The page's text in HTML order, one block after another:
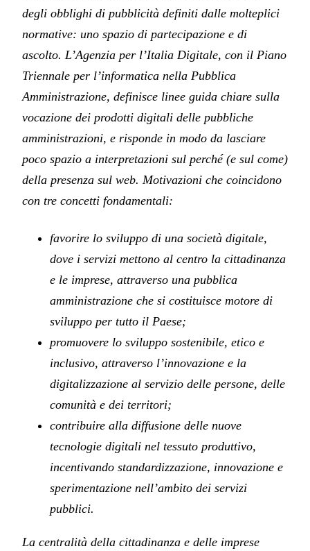
degli obblighi di pubblicità definiti dalle molteplici
normative: uno spazio di partecipazione e di
ascolto. L’Agenzia per l’Italia Digitale, con il Piano
Triennale per l’informatica nella Pubblica
Amministrazione, definisce linee guida chiare sulla
vocazione dei prodotti digitali delle pubbliche
amministrazioni, e risponde in modo da lasciare
poco spazio a interpretazioni sul perché (e sul come)
della presenza sul web. Motivazioni che coincidono
con tre concetti fondamentali:
favorire lo sviluppo di una società digitale,
dove i servizi mettono al centro la cittadinanza
e le imprese, attraverso una pubblica
amministrazione che si costituisce motore di
sviluppo per tutto il Paese;
promuovere lo sviluppo sostenibile, etico e
inclusivo, attraverso l’innovazione e la
digitalizzazione al servizio delle persone, delle
comunità e dei territori;
contribuire alla diffusione delle nuove
tecnologie digitali nel tessuto produttivo,
incentivando standardizzazione, innovazione e
sperimentazione nell’ambito dei servizi
pubblici.
La centralità della cittadinanza e delle imprese